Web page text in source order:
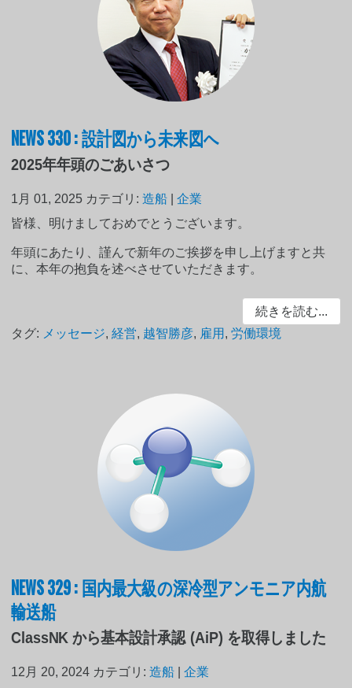
NEWS 330 : 設計図から未来図へ
2025年年頭のごあいさつ
1月 01, 2025 カテゴリ:造船 |企業
皆様、明けましておめでとうございます。
年頭にあたり、謹んで新年のご挨拶を申し上げますと共
に、本年の抱負を述べさせていただきます。
続きを読む...
タグ: メッセージ,経営, 越智勝彦, 雇用 ,労働環境
NEWS 329 : 国内最大級の深冷型アンモニア内航
輸送船
ClassNK から基本設計承認 (AiP) を取得しました
12月 20, 2024 カテゴリ:造船 |企業